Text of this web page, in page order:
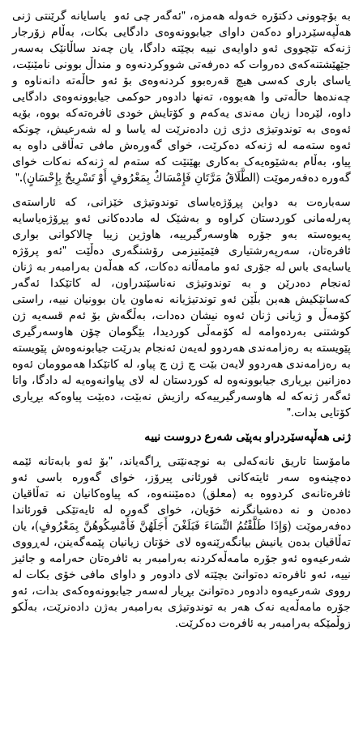
بە بۆچوونى دکتۆرە خەولە هەمزە، "ئەگەر چی ئەو یاسایانە گرێنتی ژنی
هەڵپەسێردراو دەکەن داوای جیابوونەوەی دادگایی بکات، بەڵام زۆرجار
ژنەکە تێچووی ئەو داوایەی نییە بچێتە دادگا، یان چەند ساڵانێک بەسەر
جێهێشتنەکەی دەروات کە دەرفەتی شووکردنەوە و منداڵ بوونی نامێنێت،
یاسای باری کەسی هیچ قەرەبوو کردنەوەی بۆ ئەو حاڵەتە دانەناوە و
چەندەها حاڵەتی وا هەبووە، تەنها دادوەر حوکمی جیابوونەوەی دادگایی
داوە، لێرەدا زیان مەندی یەکەم و کۆتایش خودی ئافرەتەکە بووە، بۆیە
ئەوەی بە توندوتیژی دژی ژن دادەنرێت لە یاسا و لە شەرعیش، چونکە
ئەوە ستەمە لە ژنەکە دەکرێت، خوای گەورەش مافی تەڵاقی داوە بە
پیاو، بەڵام بەشێوەیەک بەکاری بهێنێت کە ستەم لە ژنەکە نەکات خوای
گەورە دەفەرموێت (الطَّلَاقُ مَرَّتَانِ فَإِمْسَاكٌ بِمَعْرُوفٍ أَوْ تَسْرِيحٌ بِإِحْسَانٍ).
"
سەبارەت بە دواین پڕۆژەیاساى توندوتیژى خێزانى، کە ئاراستەى
پەرلەمانى کوردستان کراوە و بەشێک لە ماددەکانى ئەو پڕۆژەیاسایە
پەیوەستە بەو جۆرە هاوسەرگیرییە،هاوژین زیبا چالاکوانی بواری
ئافرەتان، سەرپەرشتیاری فێمێنیزمی رۆشنگەری دەڵێت "ئەو پرۆژە
یاسایەی باس لە جۆری ئەو مامەڵانە دەکات، کە هەڵەن بەرامبەر بە ژنان
ئەنجام دەدرێن و بە توندوتیژی نەناسێندراون، لە کاتێکدا ئەگەر
کەسانێکیش هەبن بڵێن ئەو توندتیژیانە نەماون یان بوونیان نییە، راستی
کۆمەڵ و ژیانی ژنان ئەوە نیشان دەدات، بەڵگەش بۆ ئەم قسەیە ژن
کوشتنی بەردەوامە لە کۆمەڵی کوردیدا، بێگومان چۆن هاوسەرگیری
پێویستە بە رەزامەندی هەردوو لەیەن ئەنجام بدرێت جیابونەوەش پێویستە
بە رەزامەندی هەردوو لایەن بێت چ ژن چ پیاو، لە کاتێکدا هەموومان ئەوە
دەزانین بڕیاری جیابوونەوە لە کوردستان لە لای پیاوانەوەیە لە دادگا، واتا
ئەگەر ژنەکە لە هاوسەرگیرییەکە رازیش نەبێت، دەبێت پیاوەکە بڕیاری
کۆتایی بدات."
ژنى هەڵپەسێردراو بەپێى شەرع دروست نییە
مامۆستا تاریق نانەکەلی بە نوچەنێتى ڕاگەیاند، "بۆ ئەو بابەتانە ئێمە
دەچینەوە سەر ئایتەکانی قورئانی پیرۆز، خوای گەورە باسی ئەو
ئافرەتانەی کردووە بە (معلق) دەمێننەوە، کە پیاوەکانیان نە تەڵاقیان
دەدەن و نە دەشیانگرنە خۆیان، خوای گەورە لە ئایەتێکی قورئاندا
دەفەرموێت (وَإِذَا طَلَّقْتُمُ النِّسَاءَ فَبَلَغْنَ أَجَلَهُنَّ فَأَمْسِكُوهُنَّ بِمَعْرُوفٍ)، یان
تەڵاقیان بدەن یانیش بیانگەرێنەوە لای خۆتان زیانیان پێمەگەینن، لەڕووی
شەرعیەوە ئەو جۆرە مامەڵەکردنە بەرامبەر بە ئافرەتان حەرامە و جائیز
نییە، ئەو ئافرەتە دەتوانێ بچێتە لای دادوەر و داوای مافی خۆی بکات لە
رووی شەرعیەوە دادوەر دەتوانێ بڕیار لەسەر جیابوونەوەکەی بدات، ئەو
جۆرە مامەڵەیە نەک هەر بە توندوتیژی بەرامبەر بەژن دادەنرێت، بەڵکو
زوڵمێکە بەرامبەر بە ئافرەت دەکرێت.